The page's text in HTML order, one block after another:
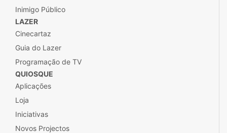
Inimigo Público
LAZER
Cinecartaz
Guia do Lazer
Programação de TV
QUIOSQUE
Aplicações
Loja
Iniciativas
Novos Projectos